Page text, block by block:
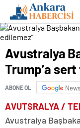
Avustralya
Trump’a
ABONE OL News
AVUTSRALYA /
Avustralya